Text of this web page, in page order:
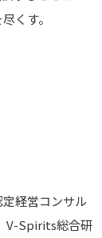
くす。
経営コンサル
V-Spirits総合研